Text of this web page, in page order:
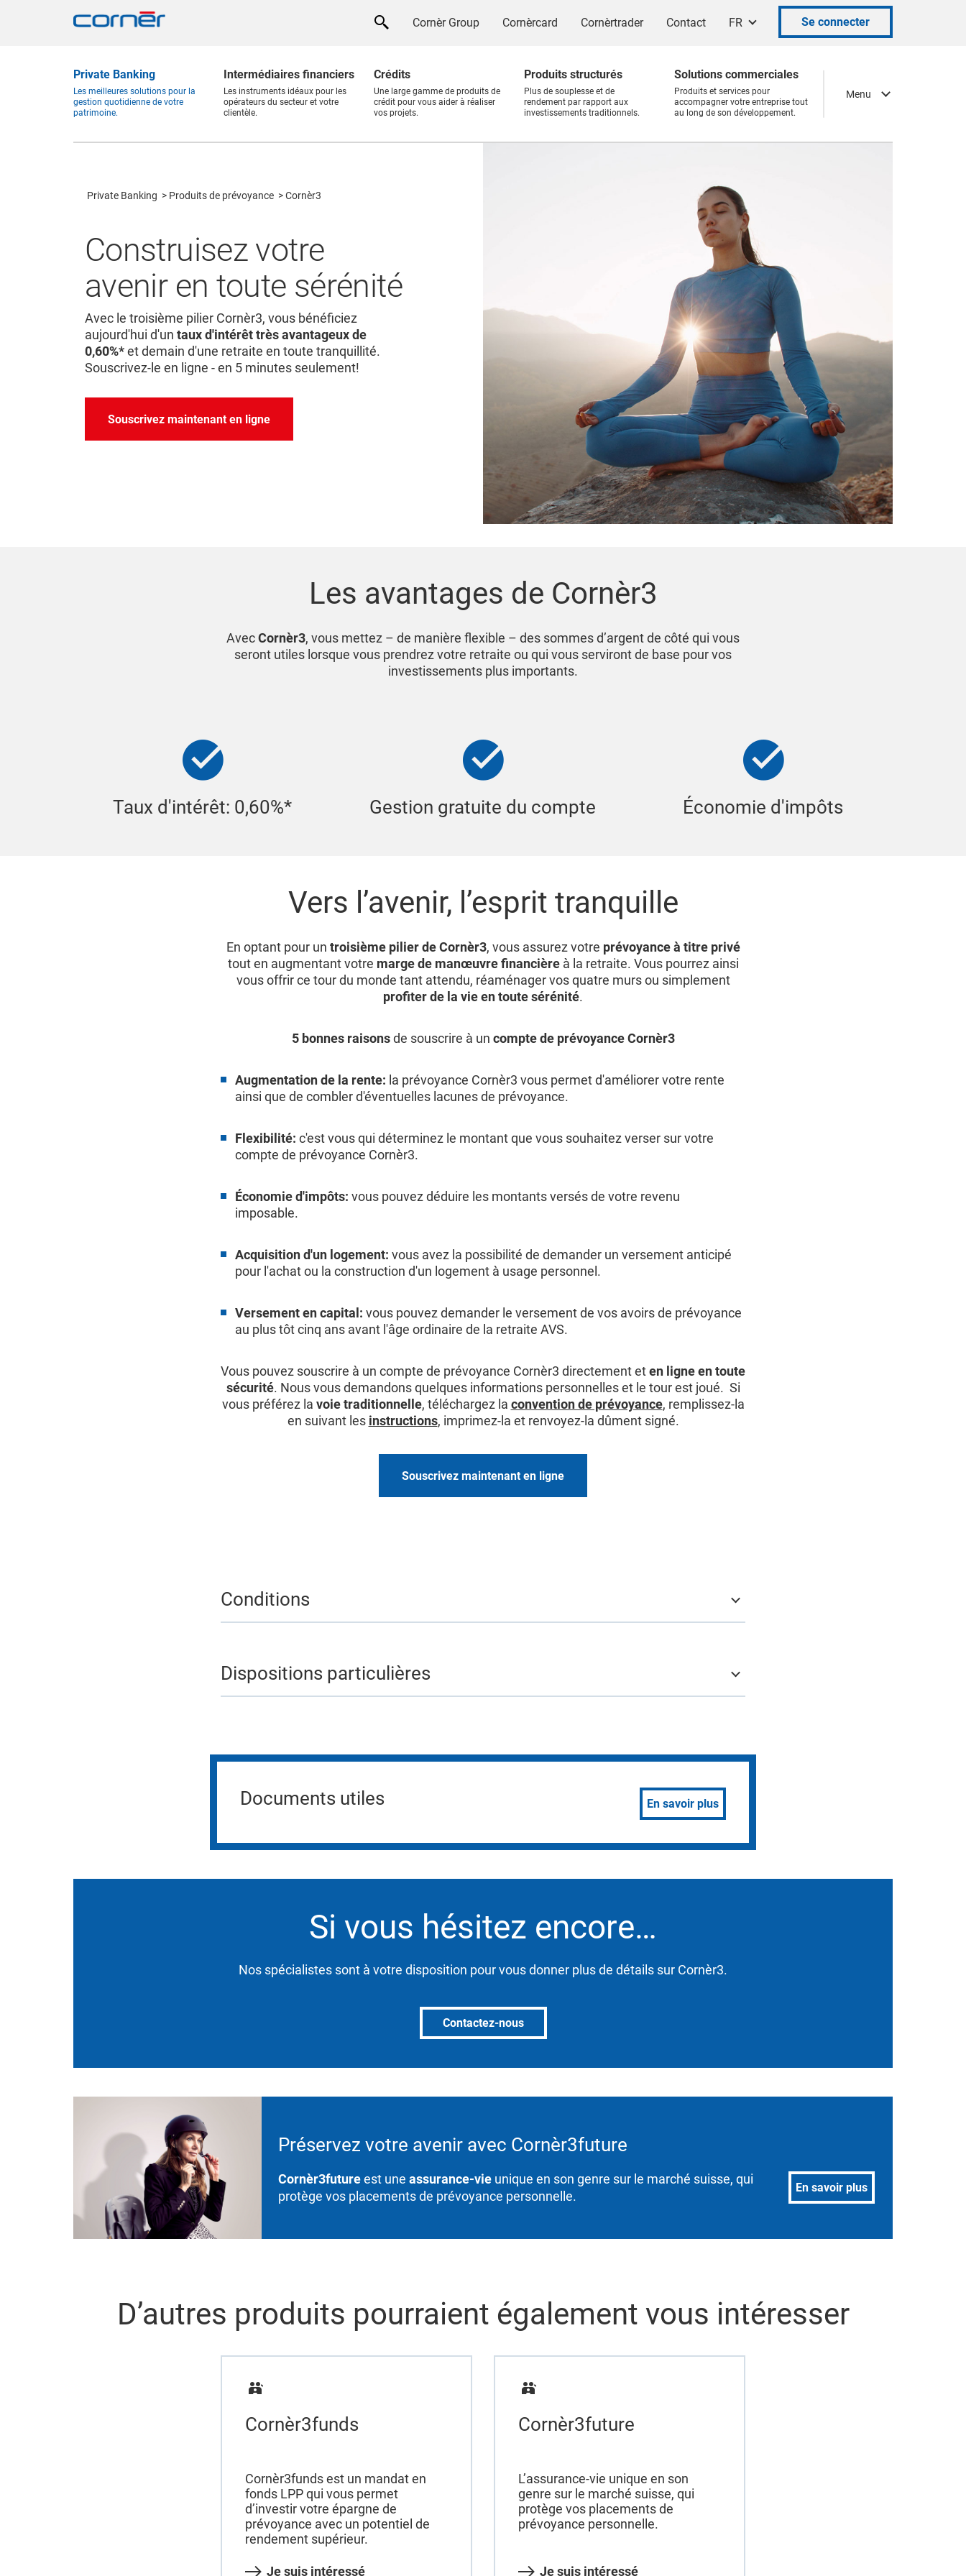
Cornèr Group Cornèrcard Cornèrtrader Contact FR Se connecter
Menu
Private Banking
Les meilleures solutions pour la
gestion quotidienne de votre
patrimoine.
Intermédiaires financiers
Les instruments idéaux pour les
opérateurs du secteur et votre
clientèle.
Crédits
Une large gamme de produits de
crédit pour vous aider à réaliser
vos projets.
Produits structurés
Plus de souplesse et de
rendement par rapport aux
investissements traditionnels.
Solutions commerciales
Produits et services pour
accompagner votre entreprise tout
au long de son développement.
Private Banking Produits de prévoyance Cornèr3
Construisez votre
avenir en toute sérénité
Avec le troisième pilier Cornèr3, vous bénéficiez
aujourd'hui d'un taux d'intérêt très avantageux de
0,60%*et demain d'une retraite en toute tranquillité.
Souscrivez-le en ligne - en 5 minutes seulement!
Souscrivez maintenant en ligne
Les avantages de Cornèr3
AvecCornèr3, vous mettez – de manière flexible – des sommes d’argent de côté qui vous
seront utiles lorsque vous prendrez votre retraite ou qui vous serviront de base pour vos
investissements plus importants.
Taux d'intérêt: 0,60%* Gestion gratuite du compte Économie d'impôts
Vers l’avenir, l’esprit tranquille
En optant pour un troisième pilier de Cornèr3, vous assurez votre prévoyance à titre privé
tout en augmentant votre marge de manœuvre financièreà la retraite. Vous pourrez ainsi
vous offrir ce tour du monde tant attendu, réaménager vos quatre murs ou simplement
profiter de la vie en toute sérénité.
5 bonnes raisonsde souscrire à un compte de prévoyance Cornèr3
Augmentation de la rente: la prévoyance Cornèr3 vous permet d'améliorer votre rente
ainsi que de combler d'éventuelles lacunes de prévoyance.
Flexibilité: c'est vous qui déterminez le montant que vous souhaitez verser sur votre
compte de prévoyance Cornèr3.
Économie d'impôts: vous pouvez déduire les montants versés de votre revenu
imposable.
Acquisition d'un logement: vous avez la possibilité de demander un versement anticipé
pour l'achat ou la construction d'un logement à usage personnel.
Versement en capital: vous pouvez demander le versement de vos avoirs de prévoyance
au plus tôt cinq ans avant l'âge ordinaire de la retraite AVS.
Vous pouvez souscrire à un compte de prévoyance Cornèr3 directement eten ligne en toute
sécurité. Nous vous demandons quelques informations personnelles et le tour est joué. Si
vous préférez la voie traditionnelle, téléchargez la convention de prévoyance, remplissez-la
en suivant les instructions, imprimez-la et renvoyez-la dûment signé.
Souscrivez maintenant en ligne
Conditions
Dispositions particulières
Documents utiles En savoir plus
Si vous hésitez encore…
Nos spécialistes sont à votre disposition pour vous donner plus de détails sur Cornèr3.
Contactez-nous
Préservez votre avenir avec Cornèr3future
Cornèr3futureest une assurance-vie unique en son genre sur le marché suisse, qui
protège vos placements de prévoyance personnelle.
En savoir plus
D’autres produits pourraient également vous intéresser
Cornèr3funds
Cornèr3funds est un mandat en
fonds LPP qui vous permet
d’investir votre épargne de
prévoyance avec un potentiel de
rendement supérieur.
Je suis intéressé
Cornèr3future
L’assurance-vie unique en son
genre sur le marché suisse, qui
protège vos placements de
prévoyance personnelle.
Je suis intéressé